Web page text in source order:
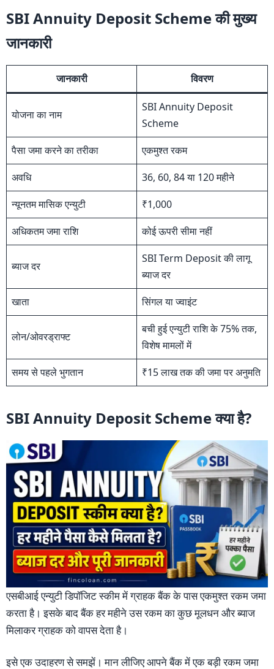
SBI Annuity Deposit Scheme की मुख्य
जानकारी
जानकारी विवरण
योजना का नाम
SBI Annuity Deposit
Scheme
पैसा जमा करने का तरीका
एकमुश्त रकम
अवधि
36, 60, 84 या 120 महीने
न्यूनतम मासिक एन्युटी
₹1,000
अधिकतम जमा राशि
कोई ऊपरी सीमा नहीं
ब्याज दर
SBI Term Deposit की लागू
ब्याज दर
खाता
सिंगल या ज्वाइंट
लोन/ओवरड्राफ्ट
बची हुई एन्युटी राशि के 75% तक,
विशेष मामलों में
समय से पहले भुगतान
₹15 लाख तक की जमा पर अनुमति
SBI Annuity Deposit Scheme क्या है?
एसबीआई एन्युटी डिपॉजिट स्कीम में ग्राहक बैंक के पास एकमुश्त रकम जमा
करता है। इसके बाद बैंक हर महीने उस रकम का कुछ मूलधन और ब्याज
मिलाकर ग्राहक को वापस देता है।
इसे एक उदाहरण से समझें। मान लीजिए आपने बैंक में एक बड़ी रकम जमा